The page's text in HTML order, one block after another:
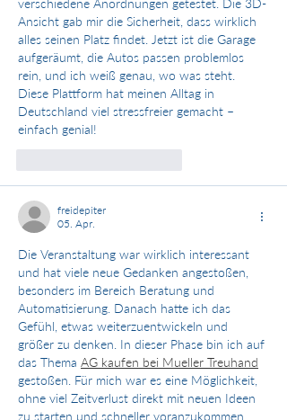
verschiedene Anordnungen getestet. Die 3D-
Ansicht gab mir die Sicherheit, dass wirklich
alles seinen Platz findet. Jetzt ist die Garage
aufgeräumt, die Autos passen problemlos
rein, und ich weiß genau, wo was steht.
Diese Plattform hat meinen Alltag in
Deutschland viel stressfreier gemacht –
einfach genial!
freidepiter
05. Apr.
Die Veranstaltung war wirklich interessant
und hat viele neue Gedanken angestoßen,
besonders im Bereich Beratung und
Automatisierung. Danach hatte ich das
Gefühl, etwas weiterzuentwickeln und
größer zu denken. In dieser Phase bin ich auf
das Thema AG kaufen bei Mueller Treuhand
gestoßen. Für mich war es eine Möglichkeit,
ohne viel Zeitverlust direkt mit neuen Ideen
zu starten und schneller voranzukommen.